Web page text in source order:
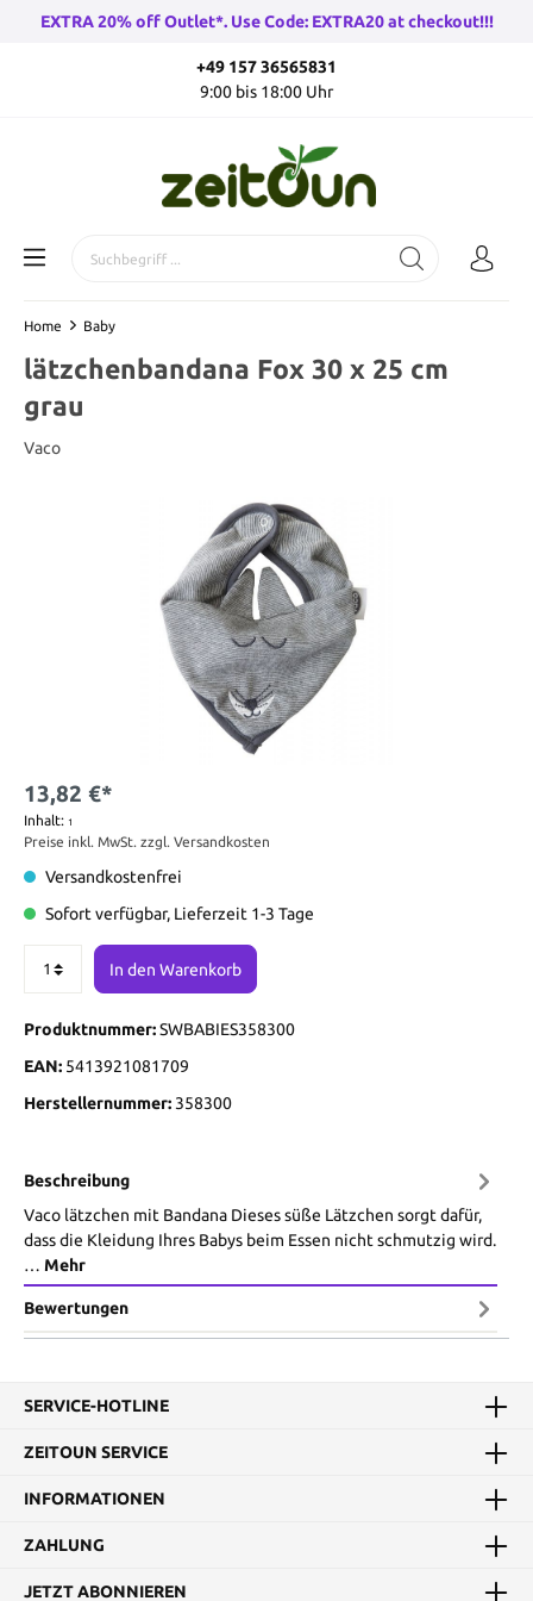
EXTRA 20% off Outlet*. Use Code: EXTRA20 at checkout!!!
+49 157 36565831
9:00 bis 18:00 Uhr
Home Baby
lätzchenbandana Fox 30 x 25 cm
grau
Vaco
13,82 €*
Inhalt: 1
Preise inkl. MwSt. zzgl. Versandkosten
Versandkostenfrei
Sofort verfügbar, Lieferzeit 1-3 Tage
In den Warenkorb
Produktnummer:SWBABIES358300
EAN: 5413921081709
Herstellernummer: 358300
Beschreibung
Vaco lätzchen mit Bandana Dieses süße Lätzchen sorgt dafür,
dass die Kleidung Ihres Babys beim Essen nicht schmutzig wird.
… Mehr
Bewertungen
SERVICE-HOTLINE
ZEITOUN SERVICE
INFORMATIONEN
ZAHLUNG
JETZT ABONNIEREN